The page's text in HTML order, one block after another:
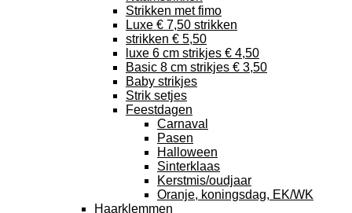
Strikken met fimo
Luxe € 7,50 strikken
strikken € 5,50
luxe 6 cm strikjes € 4,50
Basic 8 cm strikjes € 3,50
Baby strikjes
Strik setjes
Feestdagen
Carnaval
Pasen
Halloween
Sinterklaas
Kerstmis/oudjaar
Oranje, koningsdag, EK/WK
Haarklemmen